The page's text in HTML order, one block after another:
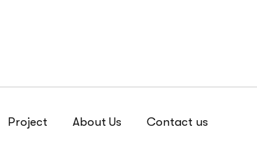
Project About Us Contact us